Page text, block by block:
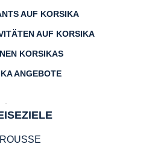
AUF KORSIKA
AUF KORSIKA
KORSIKAS
ANGEBOTE
ROUSSE